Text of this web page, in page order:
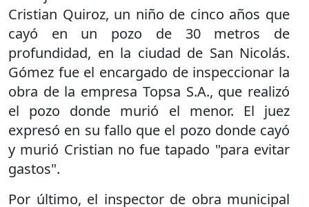
Cristian Quiroz, un niño de cinco años que
cayó en un pozo de 30 metros de
profundidad, en la ciudad de San Nicolás.
Gómez fue el encargado de inspeccionar la
obra de la empresa Topsa S.A., que realizó
el pozo donde murió el menor. El juez
expresó en su fallo que el pozo donde cayó
y murió Cristian no fue tapado "para evitar
gastos".
Por último, el inspector de obra municipal